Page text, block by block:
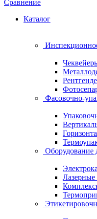
Сравнение
Каталог
Фасовочно-
Оборудование